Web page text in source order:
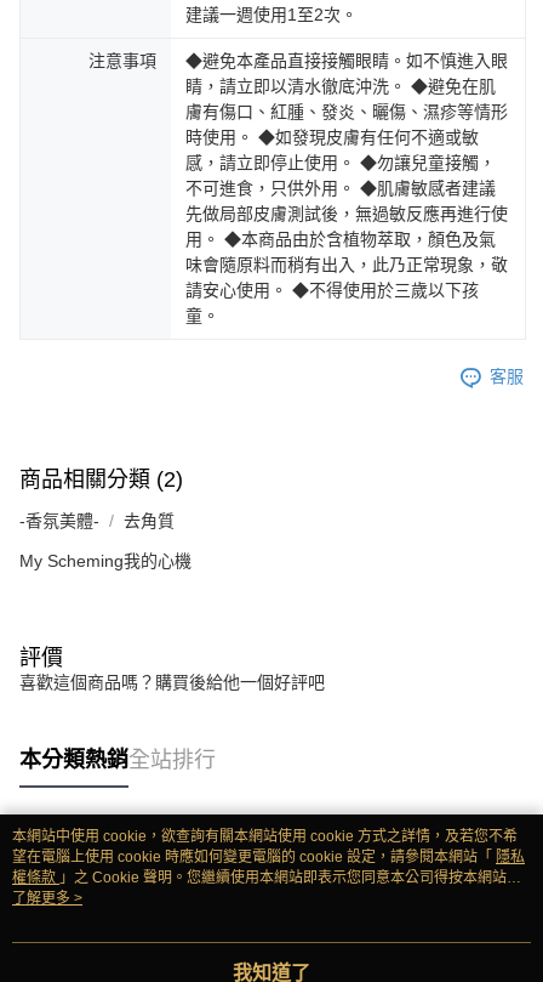
建議一週使用1至2次。
注意事項
◆避免本產品直接接觸眼睛。如不慎進入眼
睛，請立即以清水徹底沖洗。 ◆避免在肌
膚有傷口、紅腫、發炎、曬傷、濕疹等情形
時使用。 ◆如發現皮膚有任何不適或敏
感，請立即停止使用。 ◆勿讓兒童接觸，
不可進食，只供外用。 ◆肌膚敏感者建議
先做局部皮膚測試後，無過敏反應再進行使
用。 ◆本商品由於含植物萃取，顏色及氣
味會隨原料而稍有出入，此乃正常現象，敬
請安心使用。 ◆不得使用於三歲以下孩
童。
客服
商品相關分類 (2)
-香氛美體- 去角質
My Scheming我的心機
評價
喜歡這個商品嗎？購買後給他一個好評吧
本分類熱銷全站排行
熱門標籤
本網站中使用 cookie，欲查詢有關本網站使用 cookie 方式之詳情，及若您不希
望在電腦上使用 cookie 時應如何變更電腦的 cookie 設定，請參閱本網站「 隱私
權條款 」之 Cookie 聲明。您繼續使用本網站即表示您同意本公司得按本網站使
用條款之 Cookie 聲明使用 cookie。
了解更多 >
我知道了